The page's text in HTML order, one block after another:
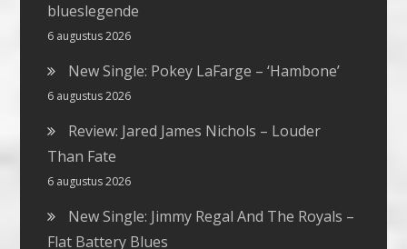
blueslegende
6 augustus 2026
New Single: Pokey LaFarge – ‘Hambone’
6 augustus 2026
Review: Jared James Nichols – Louder
Than Fate
6 augustus 2026
New Single: Jimmy Regal And The Royals –
Flat Battery Blues